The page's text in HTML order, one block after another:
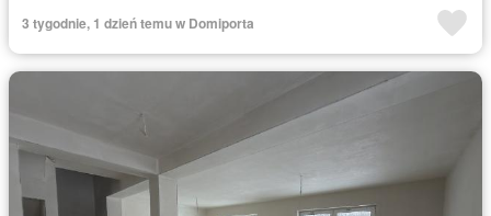
3 tygodnie, 1 dzień temu w Domiporta